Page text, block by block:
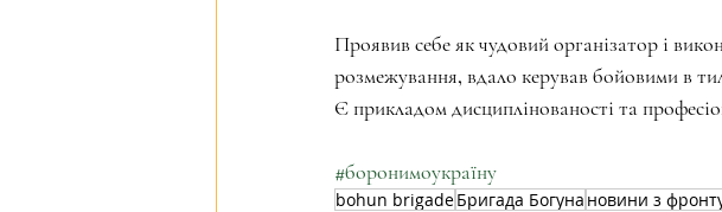
Проявив себе як чудовий організатор і
розмежування, вдало керував бойовими в
Є прикладом дисциплінованості та
#боронимоукраїну
bohun brigadeБригада Богуна новини з